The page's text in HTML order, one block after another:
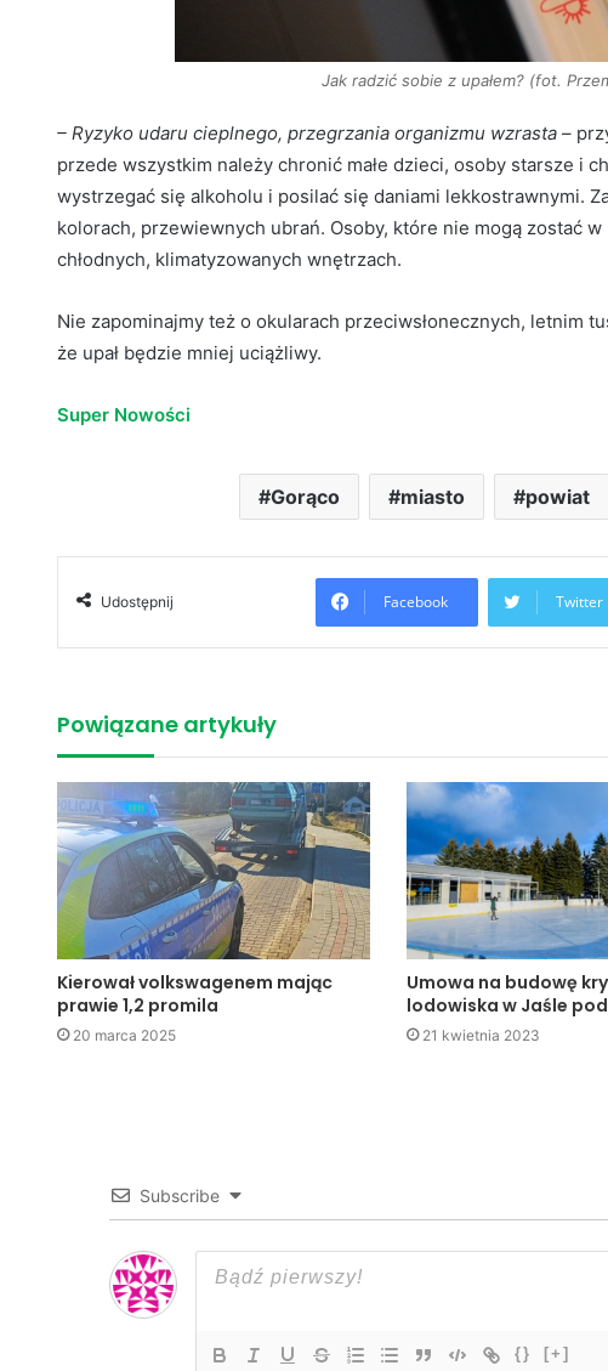
Jak radzić sobie z upałem? (fot.
– Ryzyko udaru cieplnego, przegrzania organizmu wzrasta –
przede wszystkim należy chronić małe dzieci, osoby starsze i
wystrzegać się alkoholu i posilać się daniami lekkostrawnymi.
kolorach, przewiewnych ubrań. Osoby, które nie mogą zostać
chłodnych, klimatyzowanych wnętrzach.
Nie zapominajmy też o okularach przeciwsłonecznych, letnim
że upał będzie mniej uciążliwy.
Super Nowości
Gorąco miasto powiat
Udostępnij Facebook Twitter
Powiązane artykuły
Kierował volkswagenem mając
prawie 1,2 promila
20 marca 2025
Umowa na budowę
lodowiska w Jaśle
21 kwietnia 2023
Subscribe
{} [+]